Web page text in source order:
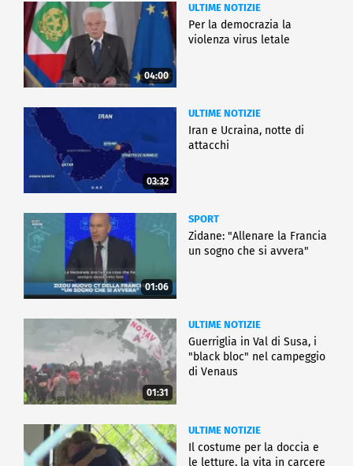
04:00
ULTIME NOTIZIE
Per la democrazia la
violenza virus letale
03:32
ULTIME NOTIZIE
Iran e Ucraina, notte di
attacchi
01:06
SPORT
Zidane: "Allenare la Francia
un sogno che si avvera"
01:31
ULTIME NOTIZIE
Guerriglia in Val di Susa, i
"black bloc" nel campeggio
di Venaus
ULTIME NOTIZIE
Il costume per la doccia e
le letture, la vita in carcere